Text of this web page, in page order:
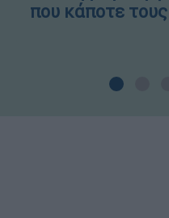
που κάποτε